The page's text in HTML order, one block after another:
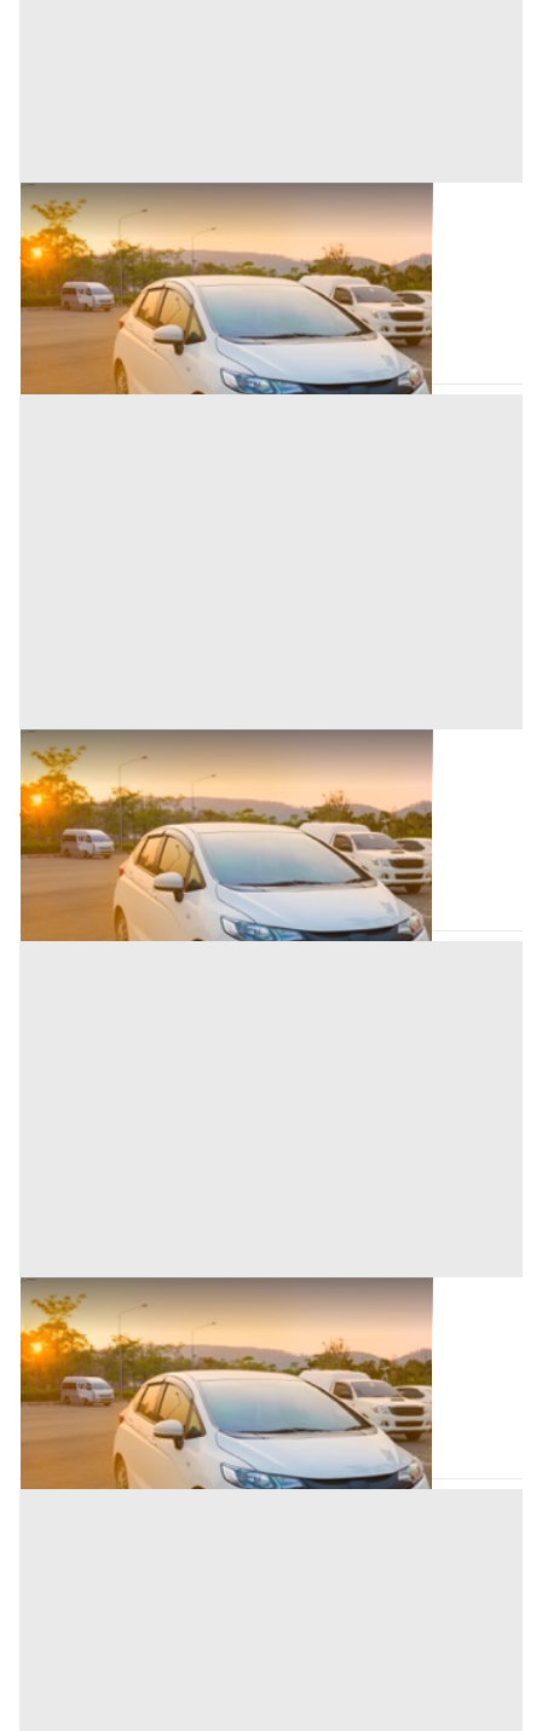
Autovetture all'asta a Nuoro
Nuoro (Nuoro)
Offerta minima
70.000 €
Codice asta:8dcf5bff
Asta chiusa
Autovetture all'asta a Nuoro
Nuoro (Nuoro)
Offerta minima
4.098 €
Codice asta:87ce5e79
Asta chiusa
Autovetture all'asta a Nuoro
Nuoro (Nuoro)
Offerta minima
3.042,56 €
Codice asta:BB136877
Asta chiusa